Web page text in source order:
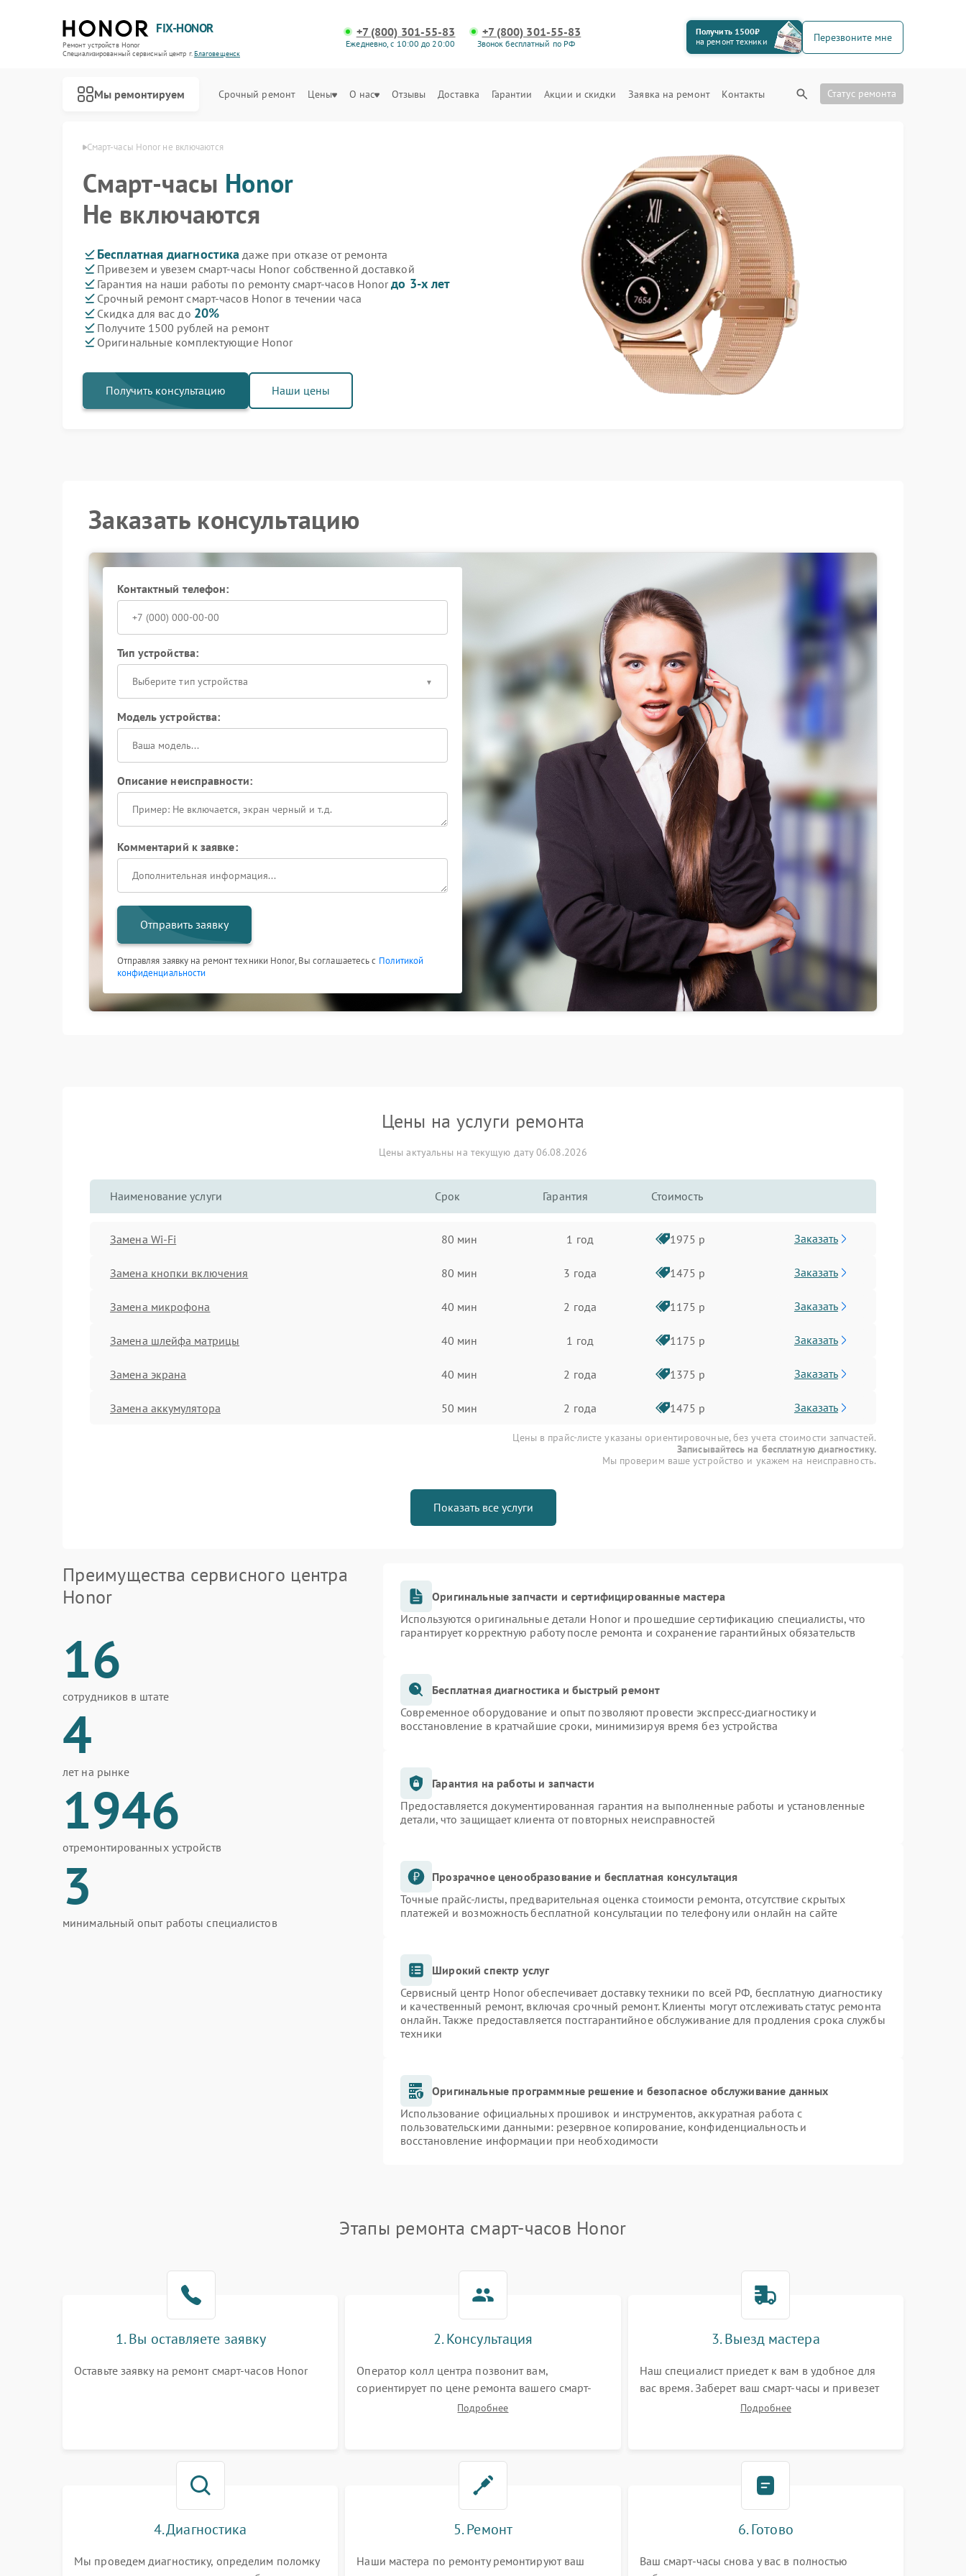
FIX-HONOR
Ремонт устройств Honor
Специализированный cервисный центр г.Благовещенск
+7 (800) 301-55-83
Ежедневно, с 10:00 до 20:00
+7 (800) 301-55-83
Звонок бесплатный по РФ
Получить 1500₽
на ремонт техники
Перезвоните мне
Мы ремонтируем Срочный ремонт Цены О нас Отзывы Доставка Гарантии Акции и скидки Заявка на ремонт Контакты Статус ремонта
Смарт-часы Honor не включаются
Смарт-часы Honor
Не включаются
Бесплатная диагностика даже при отказе от ремонта
Привезем и увезем смарт-часы Honor собственной доставкой
Гарантия на наши работы по ремонту смарт-часов Honorдо 3-х лет
Срочный ремонт смарт-часов Honor в течении часа
Скидка для вас до 20%
Получите 1500 рублей на ремонт
Оригинальные комплектующие Honor
Получить консультацию Наши цены
Заказать консультацию
Контактный телефон:
Тип устройства:
Выберите тип устройства
Модель устройства:
Описание неисправности:
Комментарий к заявке:
Отправить заявку
Отправляя заявку на ремонт техники Honor, Вы соглашаетесь с Политикой
конфиденциальности
Цены на услуги ремонта
Цены актуальны на текущую дату 06.08.2026
Наименование услуги Срок Гарантия Стоимость
Замена Wi-Fi 80 мин 1 год 1975 р Заказать
Замена кнопки включения 80 мин 3 года 1475 р Заказать
Замена микрофона 40 мин 2 года 1175 р Заказать
Замена шлейфа матрицы 40 мин 1 год 1175 р Заказать
Замена экрана 40 мин 2 года 1375 р Заказать
Замена аккумулятора 50 мин 2 года 1475 р Заказать
Цены в прайс-листе указаны ориентировочные, без учета стоимости запчастей.
Записывайтесь на бесплатную диагностику.
Мы проверим ваше устройство и укажем на неисправность.
Показать все услуги
Преимущества сервисного центра
Honor
16
сотрудников в штате
4
лет на рынке
1946
отремонтированных устройств
3
минимальный опыт работы специалистов
Оригинальные запчасти и сертифицированные мастера
Используются оригинальные детали Honor и прошедшие сертификацию специалисты, что
гарантирует корректную работу после ремонта и сохранение гарантийных обязательств
Бесплатная диагностика и быстрый ремонт
Современное оборудование и опыт позволяют провести экспресс-диагностику и
восстановление в кратчайшие сроки, минимизируя время без устройства
Гарантия на работы и запчасти
Предоставляется документированная гарантия на выполненные работы и установленные
детали, что защищает клиента от повторных неисправностей
Прозрачное ценообразование и бесплатная консультация
Точные прайс-листы, предварительная оценка стоимости ремонта, отсутствие скрытых
платежей и возможность бесплатной консультации по телефону или онлайн на сайте
Широкий спектр услуг
Сервисный центр Honor обеспечивает доставку техники по всей РФ, бесплатную диагностику
и качественный ремонт, включая срочный ремонт. Клиенты могут отслеживать статус ремонта
онлайн. Также предоставляется постгарантийное обслуживание для продления срока службы
техники
Оригинальные программные решение и безопасное обслуживание данных
Использование официальных прошивок и инструментов, аккуратная работа с
пользовательскими данными: резервное копирование, конфиденциальность и
восстановление информации при необходимости
Этапы ремонта смарт-часов Honor
1. Вы оставляете заявку
Оставьте заявку на ремонт смарт-часов Honor
2. Консультация
Оператор колл центра позвонит вам,
сориентирует по цене ремонта вашего смарт-
часов а также ответит на все ваши вопросы.
Подробнее
3. Выезд мастера
Наш специалист приедет к вам в удобное для
вас время. Заберет ваш смарт-часы и привезет
на склад для диагностики.
Подробнее
4. Диагностика
Мы проведем диагностику, определим поломку
5. Ремонт
Наши мастера по ремонту ремонтируют ваш
6. Готово
Ваш смарт-часы снова у вас в полностью